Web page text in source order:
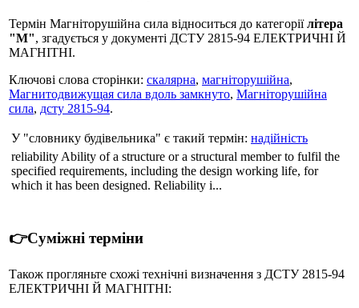
Термін Магніторушійна сила відноситься до категоріїлітера
"М", згадується у документі ДСТУ 2815-94 ЕЛЕКТРИЧНІ Й
МАГНІТНІ.
Ключові слова сторінки: скалярна, магніторушійна,
Магнитодвижущая сила вдоль замкнуто, Магніторушійна
сила, дсту 2815-94.
У "словнику будівельника" є такий термін: надійність
reliability Ability of a structure or a structural member to fulfil the
specified requirements, including the design working life, for
which it has been designed. Reliability i...
👉Суміжні терміни
Також прогляньте схожі технічні визначення з ДСТУ 2815-94
ЕЛЕКТРИЧНІ Й МАГНІТНІ: